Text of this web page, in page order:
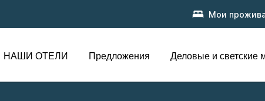
Мои
НАШИ ОТЕЛИ Предложения Деловые и светские